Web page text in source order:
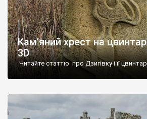
Кам’яний хрест на
3D
Читайте статтю про Дзигівку і її цвинтар